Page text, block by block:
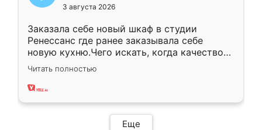
3 августа 2026
Заказала себе новый шкаф в студии
Ренессанс где ранее заказывала себе
новую кухню.Чего искать, когда качеством
вполне довольна. Служит кухня уже почти
два года, нареканий нет.
Читать полностью
Еще